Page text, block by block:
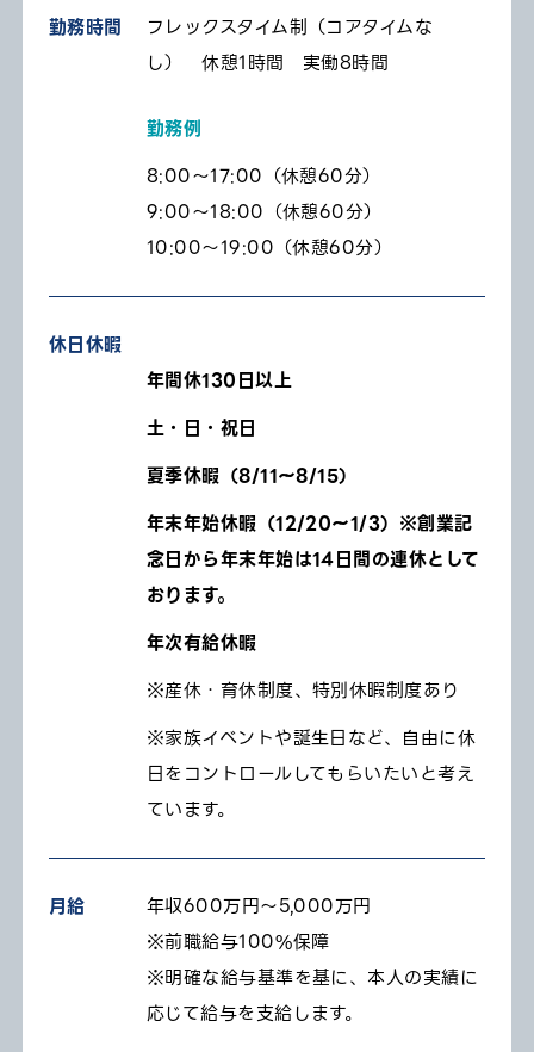
勤務時間
フレックスタイム制（コアタイムな
し） 休憩1時間 実働8時間
勤務例
8:00〜17:00（休憩60分）
9:00〜18:00（休憩60分）
10:00〜19:00（休憩60分）
休日休暇
年間休130日以上
土・日・祝日
夏季休暇（8/11～8/15）
年末年始休暇（12/20～1/3）※創業記
念日から年末年始は14日間の連休として
おります。
年次有給休暇
※産休・育休制度、特別休暇制度あり
※家族イベントや誕生日など、自由に休
日をコントロールしてもらいたいと考え
ています。
月給
年収600万円～5,000万円
※前職給与100%保障
※明確な給与基準を基に、本人の実績に
応じて給与を支給します。